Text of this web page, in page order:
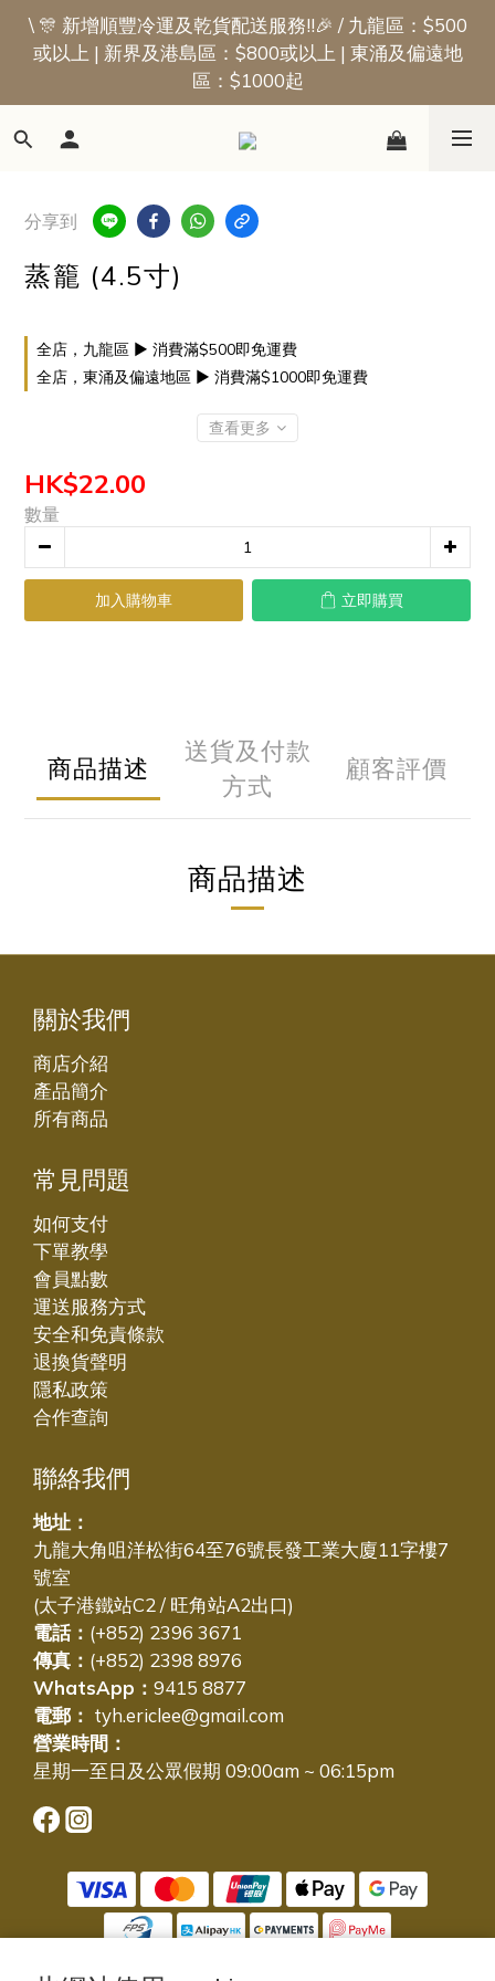
📢新會員優惠 | 首張訂單即享$50迎新獎賞
\ 🎊 新增順豐冷運及乾貨配送服務!!🎉 / 九龍區：$500
或以上 | 新界及港島區：$800或以上 | 東涌及偏遠地
區：$1000起
📢新會員優惠 | 首張訂單即享$50迎新獎賞
分享到
蒸籠 (4.5寸)
全店，九龍區 ▶ 消費滿$500即免運費
全店，東涌及偏遠地區 ▶ 消費滿$1000即免運費
查看更多
HK$22.00
數量
加入購物車 立即購買
商品描述
送貨及付款
方式
顧客評價
商品描述
關於我們
商店介紹
產品簡介
所有商品
常見問題
如何支付
下單教學
會員點數
運送服務方式
安全和免責條款
退換貨聲明
隱私政策
合作查詢
聯絡我們
地址：
九龍大角咀洋松街64至76號長發工業大廈11字樓7
號室
(太子港鐵站C2 / 旺角站A2出口)
電話： (+852) 2396 3671
傳真： (+852) 2398 8976
WhatsApp： 9415 8877
電郵： tyh.ericlee@gmail.com
營業時間：
星期一至日及公眾假期 09:00am ~ 06:15pm